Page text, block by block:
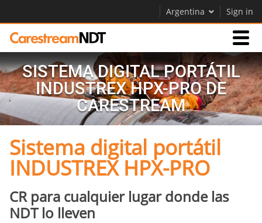
Argentina Sign in
Productos
Soporte
Empresa
Careers
Contáctenos
SISTEMA DIGITAL PORTÁTIL
INDUSTREX HPX-PRO DE
CARESTREAM
Sistema digital portátil
INDUSTREX HPX-PRO
CR para cualquier lugar donde las
NDT lo lleven